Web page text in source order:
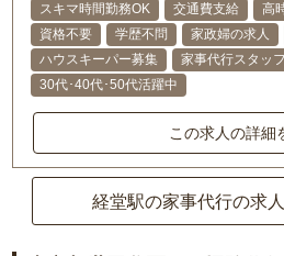
スキマ時間勤務OK 交通費支給 高
資格不要
学歴不問 家政婦の求人
ハウスキーパー募集
家事代行スタッ
30代･40代･50代活躍中
この求人の詳細
経堂駅の家事代行の求